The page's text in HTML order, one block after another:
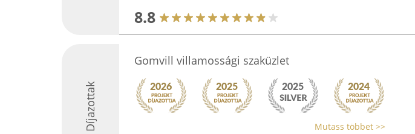
8.8
Díjazottak
Gomvill villamossági szaküzlet
Mutass többet >>